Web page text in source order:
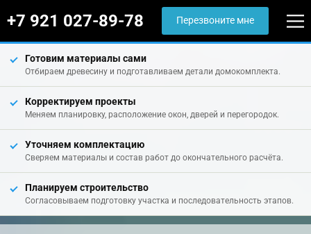
+7 921 027-89-78 Перезвоните мне
Готовим материалы сами
Отбираем древесину и подготавливаем детали домокомплекта.
Корректируем проекты
Меняем планировку, расположение окон, дверей и перегородок.
Уточняем комплектацию
Сверяем материалы и состав работ до окончательного расчёта.
Планируем строительство
Согласовываем подготовку участка и последовательность этапов.